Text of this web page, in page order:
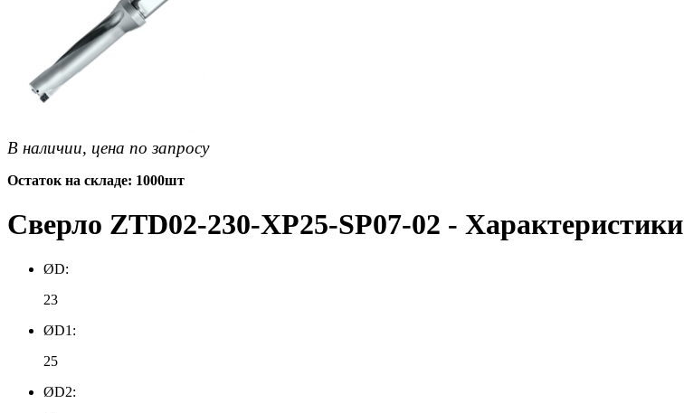
В наличии, цена по запросу
Остаток на складе: 1000шт
Сверло ZTD02-230-XP25-SP07-02 - Характеристики
ØD:
23
ØD1:
25
ØD2: